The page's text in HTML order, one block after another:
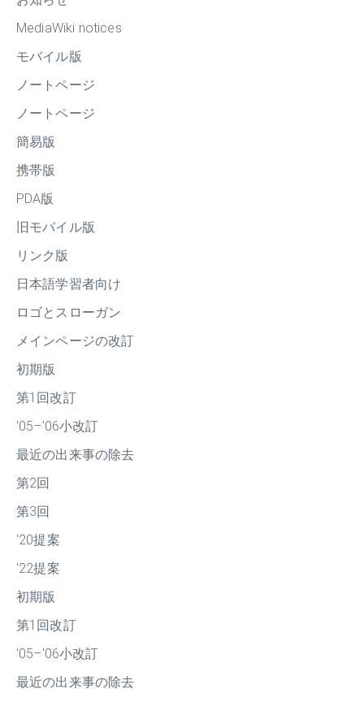
MediaWiki notices
モバイル版
ノートページ
ノートページ
簡易版
携帯版
PDA版
旧モバイル版
リンク版
日本語学習者向け
ロゴとスローガン
メインページの改訂
初期版
第1回改訂
'05–'06小改訂
最近の出来事の除去
第2回
第3回
'20提案
'22提案
初期版
第1回改訂
'05–'06小改訂
最近の出来事の除去